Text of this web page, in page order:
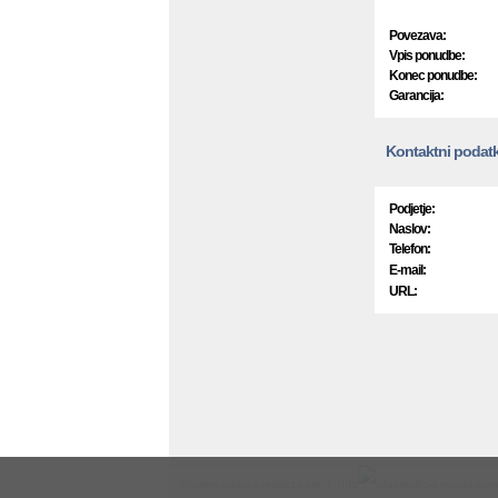
Povezava:
Vpis ponudbe:
Konec ponudbe:
Garancija:
Kontaktni
Podjetje:
Naslov:
Telefon:
E-mail:
URL:
audio-